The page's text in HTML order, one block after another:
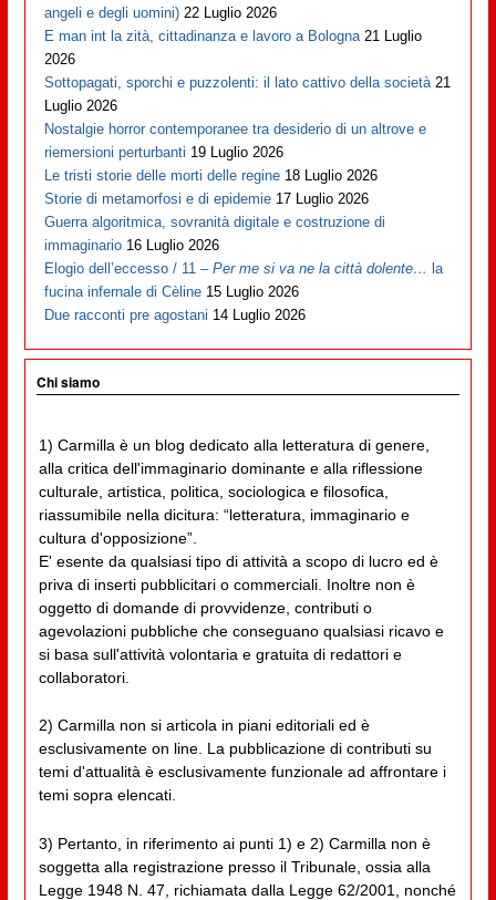
angeli e degli uomini) 22 Luglio 2026
E man int la zità, cittadinanza e lavoro a Bologna 21 Luglio
2026
Sottopagati, sporchi e puzzolenti: il lato cattivo della società 21
Luglio 2026
Nostalgie horror contemporanee tra desiderio di un altrove e
riemersioni perturbanti 19 Luglio 2026
Le tristi storie delle morti delle regine 18 Luglio 2026
Storie di metamorfosi e di epidemie 17 Luglio 2026
Guerra algoritmica, sovranità digitale e costruzione di
immaginario 16 Luglio 2026
Elogio dell’eccesso / 11 –Per me si va ne la città dolente… la
fucina infernale di Cèline 15 Luglio 2026
Due racconti pre agostani 14 Luglio 2026
Chi siamo
1) Carmilla è un blog dedicato alla letteratura di genere,
alla critica dell'immaginario dominante e alla riflessione
culturale, artistica, politica, sociologica e filosofica,
riassumibile nella dicitura: “letteratura, immaginario e
cultura d'opposizione”.
E' esente da qualsiasi tipo di attività a scopo di lucro ed è
priva di inserti pubblicitari o commerciali. Inoltre non è
oggetto di domande di provvidenze, contributi o
agevolazioni pubbliche che conseguano qualsiasi ricavo e
si basa sull'attività volontaria e gratuita di redattori e
collaboratori.
2) Carmilla non si articola in piani editoriali ed è
esclusivamente on line. La pubblicazione di contributi su
temi d'attualità è esclusivamente funzionale ad affrontare i
temi sopra elencati.
3) Pertanto, in riferimento ai punti 1) e 2) Carmilla non è
soggetta alla registrazione presso il Tribunale, ossia alla
Legge 1948 N. 47, richiamata dalla Legge 62/2001, nonché